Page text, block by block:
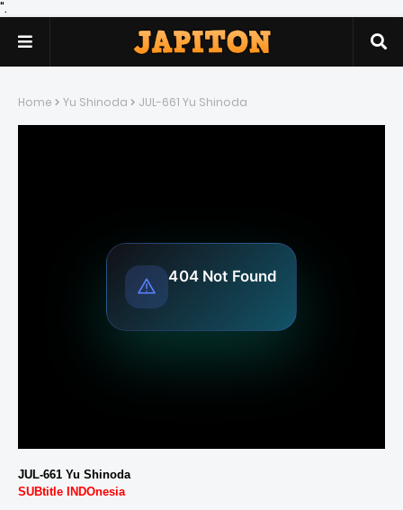
".
Home Yu Shinoda JUL-661 Yu Shinoda
JUL-661 Yu Shinoda
SUBtitle INDOnesia